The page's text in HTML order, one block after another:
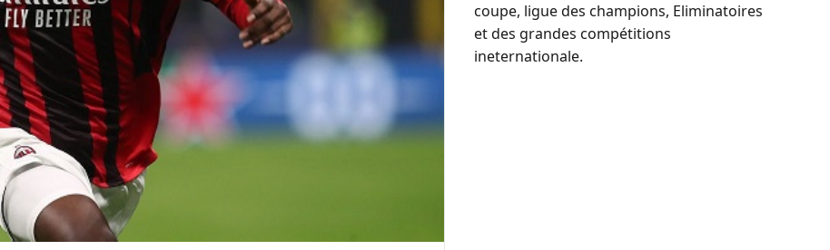
coupe, ligue des champions, Eliminatoires
et des grandes compétitions
ineternationale.